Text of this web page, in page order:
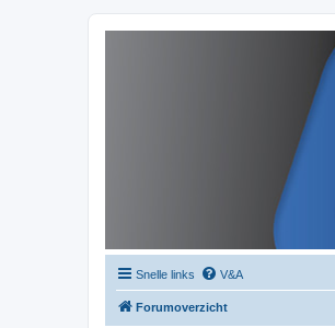
Snelle links V&A
Forumoverzicht